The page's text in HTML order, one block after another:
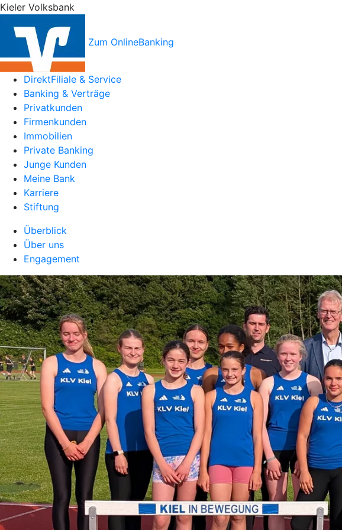
Kieler Volksbank
Zum OnlineBanking
DirektFiliale & Service
Banking & Verträge
Privatkunden
Firmenkunden
Immobilien
Private Banking
Junge Kunden
Meine Bank
Karriere
Stiftung
Überblick
Über uns
Engagement